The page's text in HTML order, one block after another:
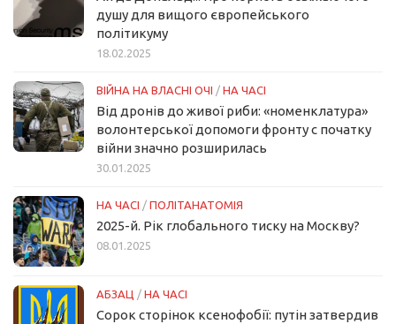
душу для вищого європейського
політикуму
18.02.2025
ВІЙНА НА ВЛАСНІ ОЧІ / НА ЧАСІ
Від дронів до живої риби: «номенклатура»
волонтерської допомоги фронту с початку
війни значно розширилась
30.01.2025
НА ЧАСІ / ПОЛІТАНАТОМІЯ
2025-й. Рік глобального тиску на Москву?
08.01.2025
АБЗАЦ / НА ЧАСІ
Сорок сторінок ксенофобії: путін затвердив